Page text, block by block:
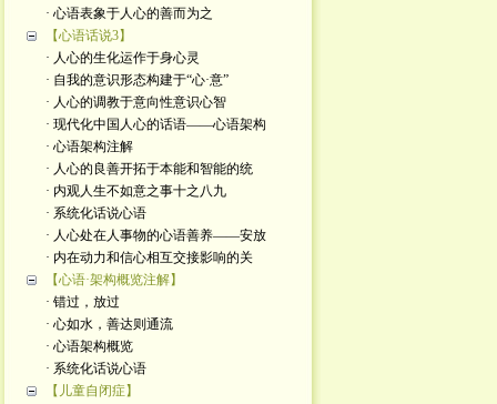
· 心语表象于人心的善而为之
【心语话说3】
· 人心的生化运作于身心灵
· 自我的意识形态构建于“心·意”
· 人心的调教于意向性意识心智
· 现代化中国人心的话语——心语架构
· 心语架构注解
· 人心的良善开拓于本能和智能的统
· 内观人生不如意之事十之八九
· 系统化话说心语
· 人心处在人事物的心语善养——安放
· 内在动力和信心相互交接影响的关
【心语·架构概览注解】
· 错过，放过
· 心如水，善达则通流
· 心语架构概览
· 系统化话说心语
【儿童自闭症】